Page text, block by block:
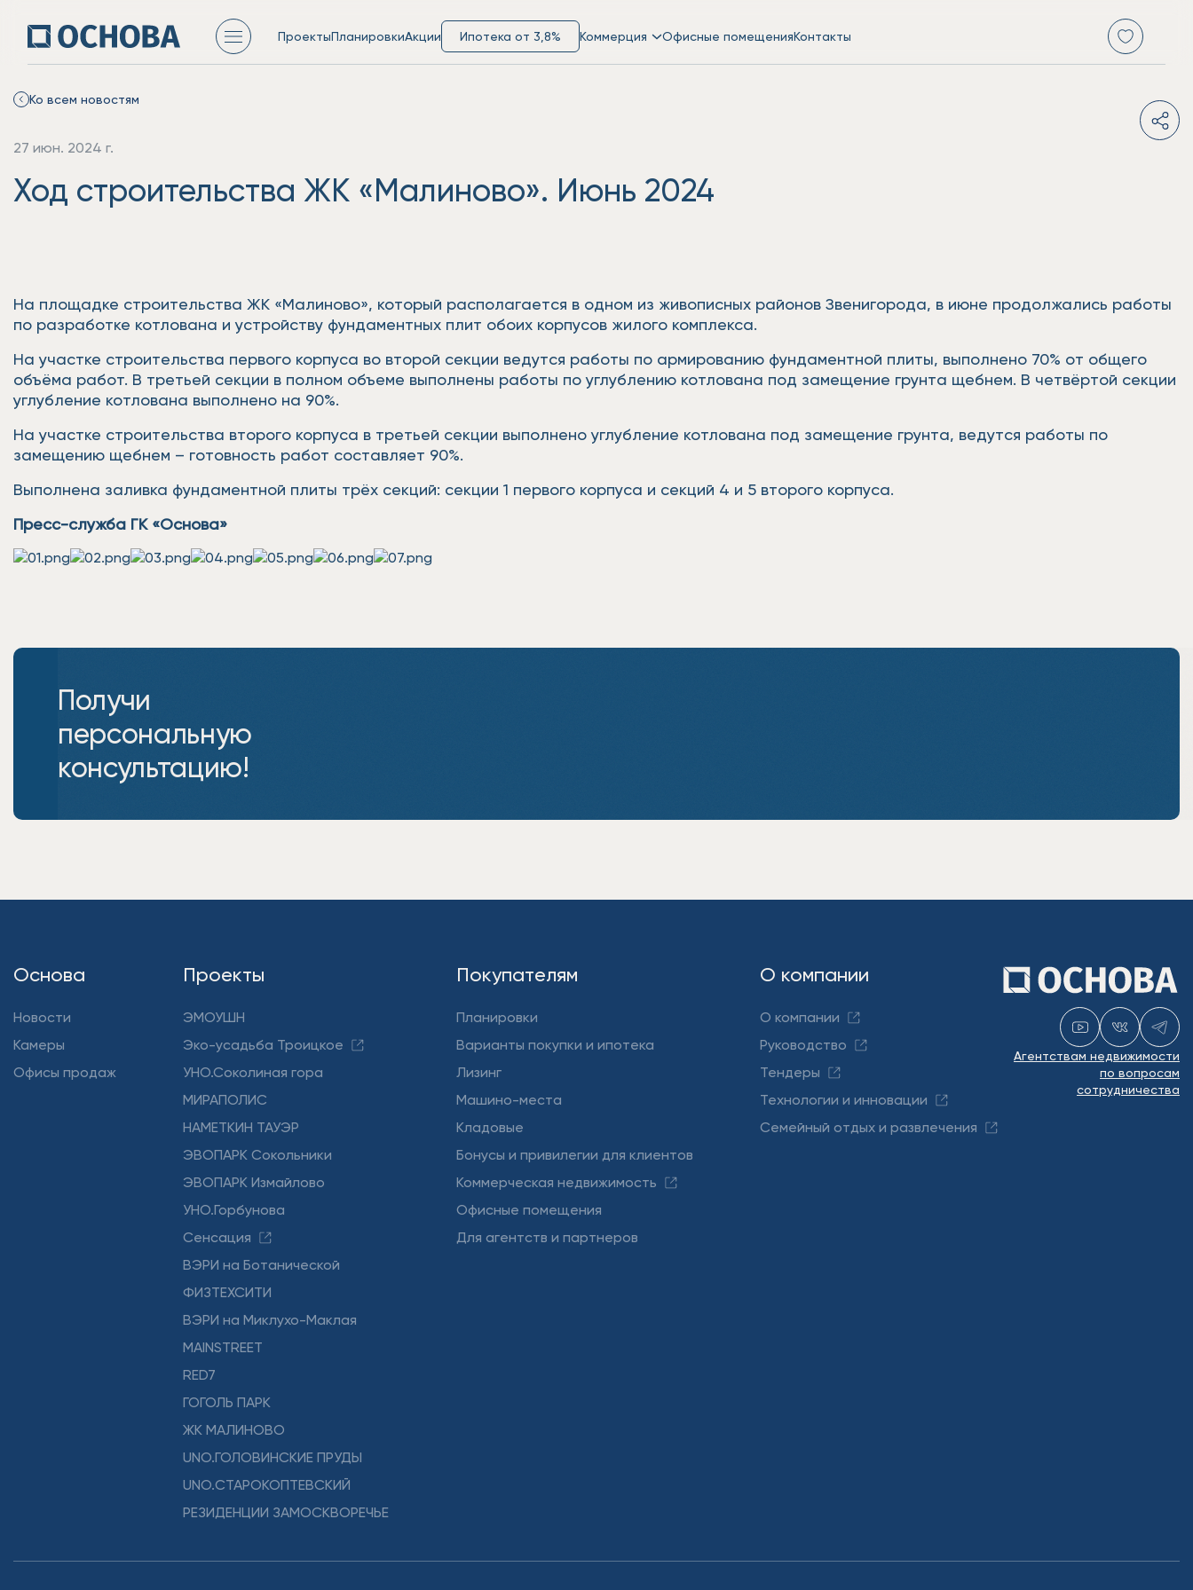
ПроектыПланировкиАкции Ипотека от 3,8% Коммерция Офисные помещенияКонтакты
Ко всем новостям
27 июн. 2024 г.
Ход строительства ЖК «Малиново». Июнь 2024
На площадке строительства ЖК «Малиново», который располагается в одном из живописных районов Звенигорода, в июне продолжались работы
по разработке котлована и устройству фундаментных плит обоих корпусов жилого комплекса.
На участке строительства первого корпуса во второй секции ведутся работы по армированию фундаментной плиты, выполнено 70% от общего
объёма работ. В третьей секции в полном объеме выполнены работы по углублению котлована под замещение грунта щебнем. В четвёртой секции
углубление котлована выполнено на 90%.
На участке строительства второго корпуса в третьей секции выполнено углубление котлована под замещение грунта, ведутся работы по
замещению щебнем – готовность работ составляет 90%.
Выполнена заливка фундаментной плиты трёх секций: секции 1 первого корпуса и секций 4 и 5 второго корпуса.
Пресс-служба ГК «Основа»
Получи
персональную
консультацию!
Основа
Новости
Камеры
Офисы продаж
Проекты
ЭМОУШН
Эко-усадьба Троицкое
УНО.Соколиная гора
МИРАПОЛИС
НАМЕТКИН ТАУЭР
ЭВОПАРК Сокольники
ЭВОПАРК Измайлово
УНО.Горбунова
Сенсация
ВЭРИ на Ботанической
ФИЗТЕХСИТИ
ВЭРИ на Миклухо-Маклая
MAINSTREET
RED7
ГОГОЛЬ ПАРК
ЖК МАЛИНОВО
UNO.ГОЛОВИНСКИЕ ПРУДЫ
UNO.СТАРОКОПТЕВСКИЙ
РЕЗИДЕНЦИИ ЗАМОСКВОРЕЧЬЕ
Покупателям
Планировки
Варианты покупки и ипотека
Лизинг
Машино-места
Кладовые
Бонусы и привилегии для клиентов
Коммерческая недвижимость
Офисные помещения
Для агентств и партнеров
О компании
О компании
Руководство
Тендеры
Технологии и инновации
Семейный отдых и развлечения
Агентствам недвижимости
по вопросам
сотрудничества